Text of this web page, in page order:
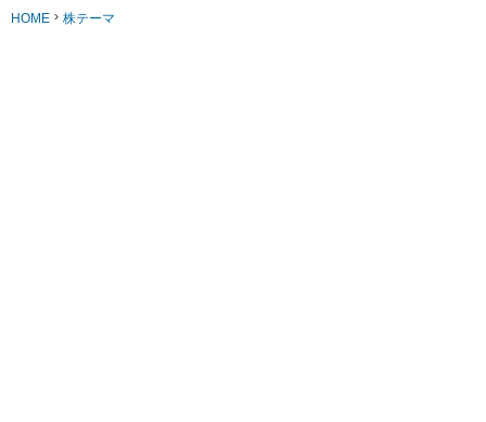
7月29日 日経225シグナル点灯
HOME 株テーマ